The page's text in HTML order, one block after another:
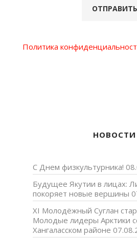
Политика
НОВОСТИ
С Днем физкультурника!
Будущее Якутии в лицах:
покоряет новые вершины
XI Молодёжный Суглан
Молодые лидеры Арктики
Хангаласском районе